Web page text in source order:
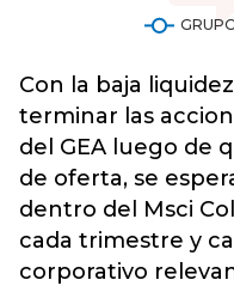
Con la baja
terminar las
del GEA luego de
de oferta, se
dentro del Msci
cada trimestre y
corporativo